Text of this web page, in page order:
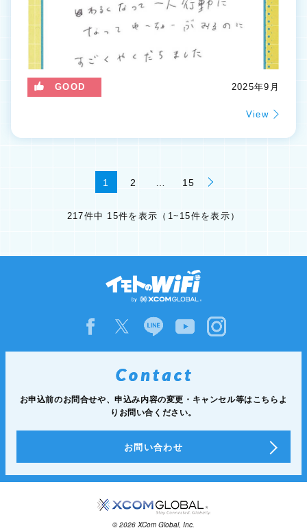
GOOD 2025年9月
View
1 2 … 15
217件中 15件を表示（1~15件を表示）
お申込前のお問合せや、申込み内容の変更・キャンセル等はこちらよ
りお問い合ください。
お問い合わせ
© 2026 XCom Global, Inc.